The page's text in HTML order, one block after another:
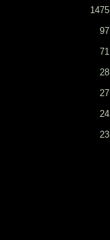
1475
97
71
28
27
24
23